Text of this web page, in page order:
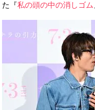
た『私の頭の中の消しゴム